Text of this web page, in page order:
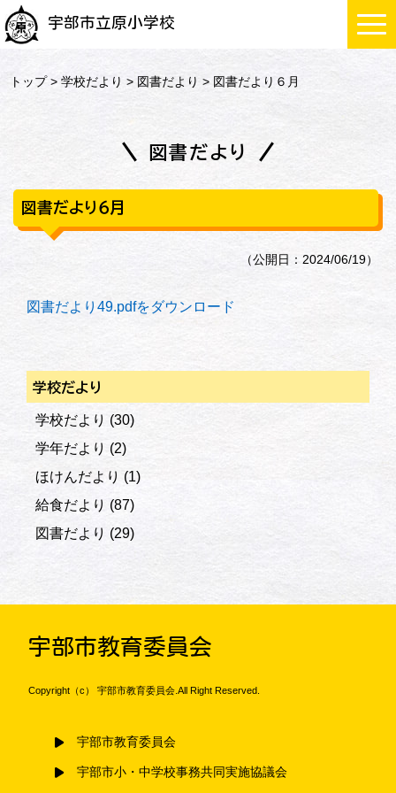
宇部市立原小学校
トップ>学校だより > 図書だより > 図書だより６月
図書だより
図書だより６月
（公開日：2024/06/19）
図書だより49.pdfをダウンロード
学校だより
学校だより (30)
学年だより (2)
ほけんだより (1)
給食だより (87)
図書だより (29)
宇部市教育委員会
Copyright（c） 宇部市教育委員会.All Right Reserved.
宇部市教育委員会
宇部市小・中学校事務共同実施協議会